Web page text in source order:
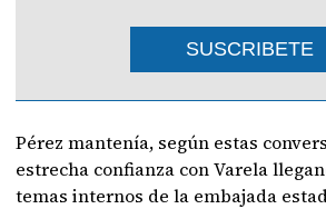
SUSCRIBETE
Pérez mantenía, según estas
estrecha confianza con Varela
temas internos de la embajada